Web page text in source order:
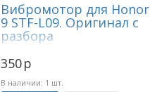
Вибромотор для Honor
9 STF-L09. Оригинал с
разбора
350p
В наличии: 1 шт.